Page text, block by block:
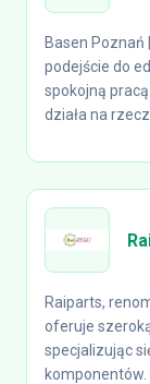
Basen
podejście do
spokojną
działa na rzecz...
Raiparts,
oferuje
specjalizując
komponentów.